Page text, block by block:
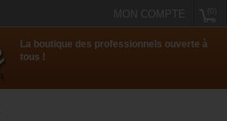
MON COMPTE
La boutique des professionnels ouverte à
tous !